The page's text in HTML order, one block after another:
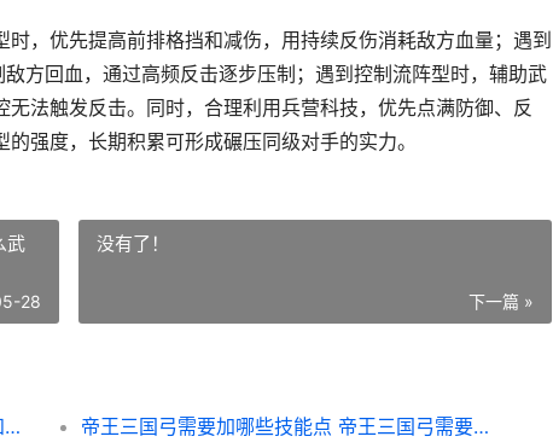
，优先提高前排格挡和减伤，用持续反伤消耗敌方血量；遇到
方回血，通过高频反击逐步压制；遇到控制流阵型时，辅助武
法触发反击。同时，合理利用兵营科技，优先点满防御、反
强度，长期积累可形成碾压同级对手的实力。
武
28
没有了！
下一篇 »
怎么通过少年三国志零反击篇 怎么才能提前知道少年三国志 帝王三国弓需要加哪些技能点 帝王三国弓需要什么武器